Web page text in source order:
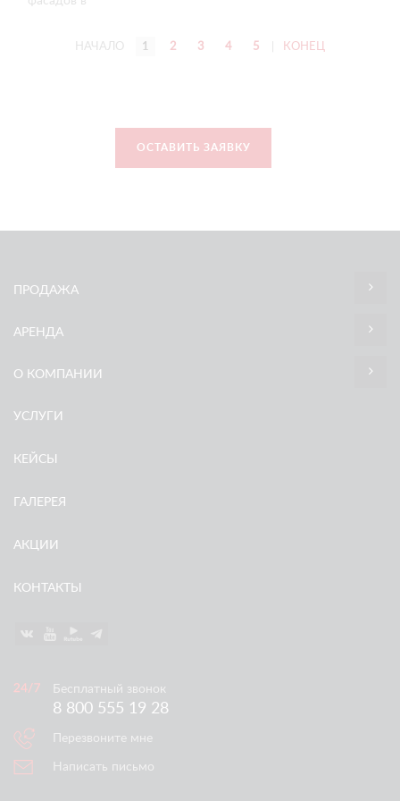
морозостойкости
НАЧАЛО 1 2 3 4 5 КОНЕЦ
ОСТАВИТЬ ЗАЯВКУ
ПРОДАЖА
АРЕНДА
О КОМПАНИИ
УСЛУГИ
КЕЙСЫ
ГАЛЕРЕЯ
АКЦИИ
КОНТАКТЫ
Бесплатный звонок
8 800 555 19 28
Перезвоните мне
Написать письмо